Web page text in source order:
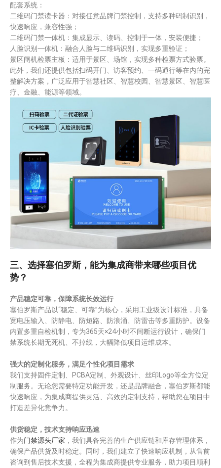
配套系统：
二维码门禁读卡器：对接任意品牌门禁控制，支持多种码制识别，
快速响应，兼容性强；
二维码门禁一体机：集成显示、读码、控制于一体，安装便捷；
人脸识别一体机：融合人脸与二维码识别，实现多重验证；
景区闸机检票主板：适用于景区、场馆，实现多种检票方式验票。
此外，我们还提供包括扫码开门、访客预约、一码通行等在内的完
整解决方案，广泛应用于智慧社区、智慧校园、智慧景区、智慧医
疗、金融、能源等领域。
三、选择塞伯罗斯，能为集成商带来哪些项目优
势？
产品稳定可靠，保障系统长效运行
塞伯罗斯产品以“稳定、可靠”为核心，采用工业级设计标准，具备
宽电压输入、防静电、防短路、防浪涌、防雷击等多重防护。设备
内置多重自检机制，专为365天×24小时不间断运行设计，确保门
禁系统长期无死机、不掉线，大幅降低项目运维成本。
强大的定制化服务，满足个性化项目需求
我们支持固件定制、PCBA定制、外观设计、丝印Logo等全方位定
制服务。无论您需要特定功能开发，还是品牌融合，塞伯罗斯都能
快速响应，为集成商提供灵活、高效的定制支持，帮助您在项目中
打造差异化竞争力。
供货稳定，技术支持响应迅速
作为门禁源头厂家 ，我们具备完善的生产供应链和库存管理体系，
确保产品供货及时稳定。同时，我们建立了快速响应机制，从售前
咨询到售后技术支援，全程为集成商提供专业服务，助力项目顺利